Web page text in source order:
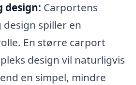
design: Carportens
spiller en
En større carport
design vil naturligvis
en simpel, mindre